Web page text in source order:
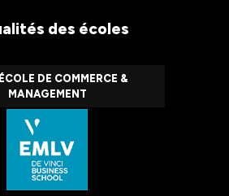
des écoles
DE COMMERCE &
MANAGEMENT